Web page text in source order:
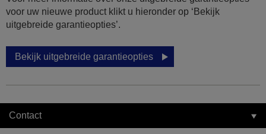
voor uw nieuwe product klikt u hieronder op ‘Bekijk
uitgebreide garantieopties’.
Bekijk uitgebreide garantieopties
Contact